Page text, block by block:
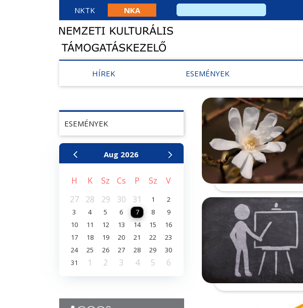
NKTK NKA
HÍREK ESEMÉNYEK
ESEMÉNYEK
Aug 2026
H K Sz Cs P Sz
V
27
28 29 30 31 1
2
3
4 5 6 7 8
9
10
11 12 13 14 15
16
17
18 19 20 21 22
23
24
25 26 27 28 29
30
31
1 2 3 4 5 6